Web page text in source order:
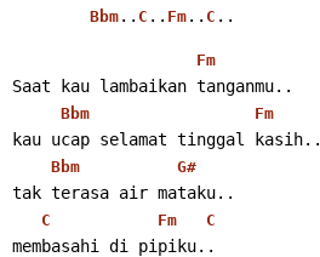
Bbm .. C .. Fm .. C ..
Fm
Saat kau lambaikan tanganmu..
Bbm Fm
kau ucap selamat tinggal kasih..
Bbm G#
tak terasa air mataku..
C Fm C
membasahi di pipiku..